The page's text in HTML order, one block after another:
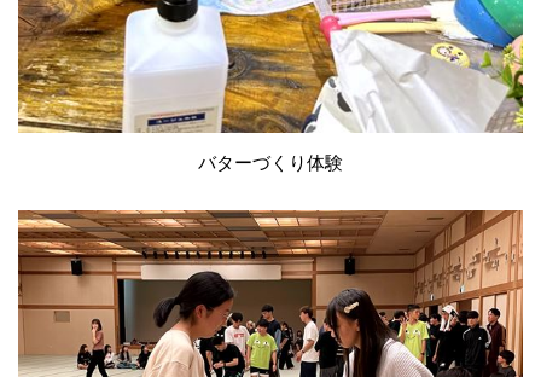
バターづくり体験